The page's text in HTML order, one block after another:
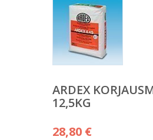
ARDEX
12,5KG
28,80 €